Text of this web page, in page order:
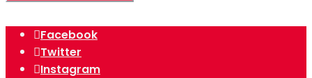
Facebook
Twitter
Instagram